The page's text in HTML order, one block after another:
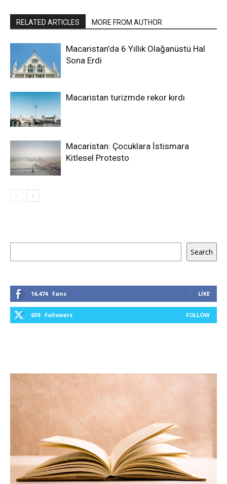
RELATED ARTICLES MORE FROM AUTHOR
Macaristan’da 6 Yıllık Olağanüstü Hal
Sona Erdi
Macaristan turizmde rekor kırdı
Macaristan: Çocuklara İstismara
Kitlesel Protesto
Search
16,474 Fans LIKE
639 Followers FOLLOW